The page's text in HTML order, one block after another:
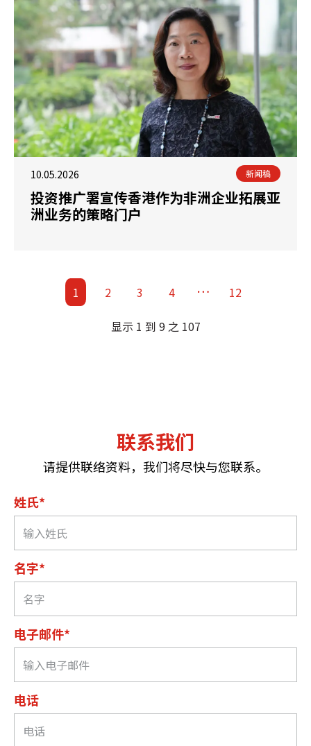
10.05.2026 新闻稿
投资推广署宣传香港作为非洲企业拓展亚
洲业务的策略门户
1 2 3 4 … 12
显示 1 到 9 之 107
联系我们
请提供联络资料，我们将尽快与您联系。
姓氏*
名字*
电子邮件*
电话